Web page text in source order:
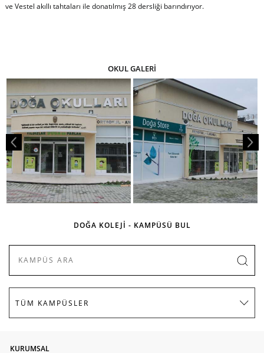
ve Vestel akıllı tahtaları ile donatılmış 28 dersliği barındırıyor.
OKUL GALERİ
DOĞA KOLEJİ - KAMPÜSÜ BUL
KURUMSAL